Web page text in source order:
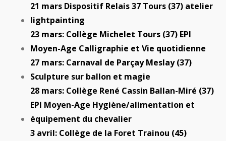
21 mars Dispositif Relais 37 Tours (37) atelier
lightpainting
23 mars: Collège Michelet Tours (37) EPI
Moyen-Age Calligraphie et Vie quotidienne
27 mars: Carnaval de Parçay Meslay (37)
Sculpture sur ballon et magie
28 mars: Collège René Cassin Ballan-Miré (37)
EPI Moyen-Age Hygiène/alimentation et
équipement du chevalier
3 avril: Collège de la Foret Trainou (45)